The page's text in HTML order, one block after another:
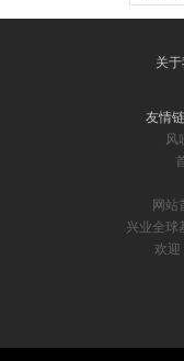
关
友情
风
网站
兴业全球
欢迎